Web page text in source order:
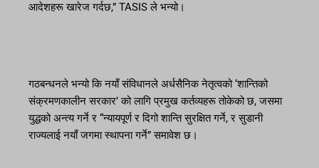
आदेशहरू खारेज गर्दछ,” TASIS ले भन्यो।
गठबन्धनले भन्यो कि नयाँ संविधानले अर्धसैनिक नेतृत्वको ‘शान्तिको
संक्रमणकालीन सरकार’ को लागि प्रमुख कर्तव्यहरू तोकेको छ, जसमा
युद्धको अन्त्य गर्ने र “न्यायपूर्ण र दिगो शान्ति सुरक्षित गर्ने, र सुडानी
राज्यलाई नयाँ जगमा स्थापना गर्ने” समावेश छ।